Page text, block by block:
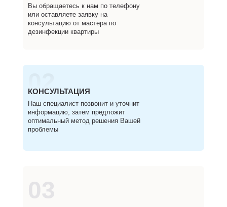
Вы обращаетесь к нам по телефону
или оставляете заявку на
консультацию от мастера по
дезинфекции квартиры
02
КОНСУЛЬТАЦИЯ
Наш специалист позвонит и уточнит
информацию, затем предложит
оптимальный метод решения Вашей
проблемы